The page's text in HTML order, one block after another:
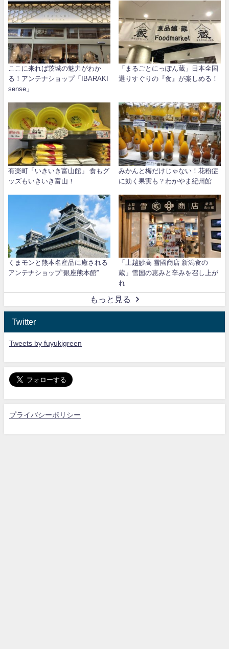
ここに来れば茨城の魅力がわか
る！アンテナショップ「IBARAKI
sense」
「まるごとにっぽん蔵」日本全国
選りすぐりの『食』が楽しめる！
有楽町「いきいき富山館」 食もグ
ッズもいきいき富山！
みかんと梅だけじゃない！花粉症
に効く果実も？わかやま紀州館
くまモンと熊本名産品に癒される
アンテナショップ”銀座熊本館”
「上越妙高 雪國商店 新潟食の
蔵」雪国の恵みと辛みを召し上が
れ
もっと見る
Twitter
Tweets by fuyukigreen
プライバシーポリシー